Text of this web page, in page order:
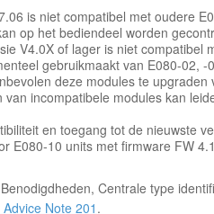
is niet compatibel met oudere
op het bediendeel worden
V4.0X of lager is niet compatibel
gebruikmaakt van E080-02,
deze modules te
van incompatibele modules kan
en toegang tot de nieuwste
E080-10 units met firmware FW
Centrale type
Note 201.